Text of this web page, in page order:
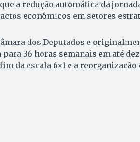
a redução automática da
econômicos em setores
dos Deputados e
36 horas semanais em até
da escala 6×1 e a reorganização